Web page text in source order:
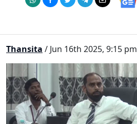
Thansita / Jun 16th 2025, 9:15 pm